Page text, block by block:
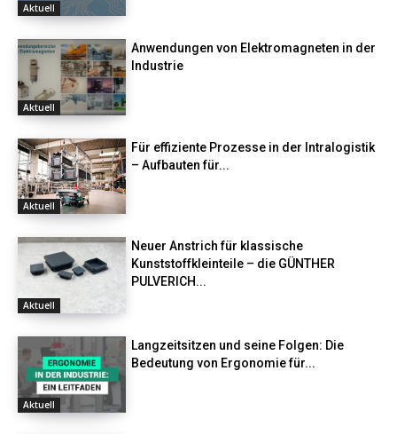
Aktuell
Aktuell
Anwendungen von Elektromagneten in der
Industrie
Aktuell
Für effiziente Prozesse in der Intralogistik
– Aufbauten für...
Aktuell
Neuer Anstrich für klassische
Kunststoffkleinteile – die GÜNTHER
PULVERICH...
Aktuell
Langzeitsitzen und seine Folgen: Die
Bedeutung von Ergonomie für...